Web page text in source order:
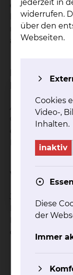
erfahren kann
belasten.
mit Hilfe von
aufgehängt.
Bei
Alle
Orthopädie,
oder
Welche
Je nach Lage
Bewegungen
Druck auf ein
oder gekräftigt
widerrufen.
über den
Webseiten.
Cookies
Video-,
Inhalten.
inaktiv
Diese
der
Immer